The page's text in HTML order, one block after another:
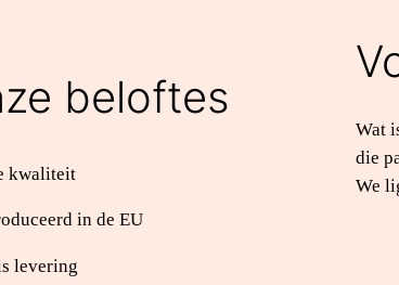
beloftes
kwaliteit
in de EU
levering
Wat
die
We